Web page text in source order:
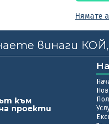
Нямате
винаги
към
проекти